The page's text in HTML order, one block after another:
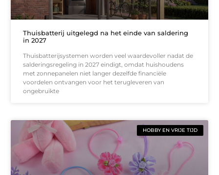
Thuisbatterij uitgelegd na het einde van saldering
in 2027
Thuisbatterijsystemen worden veel waardevoller nadat de
salderingsregeling in 2027 eindigt, omdat huishoudens
met zonnepanelen niet langer dezelfde financiële
voordelen ontvangen voor het terugleveren van
ongebruikte
HOBBY EN VRIJE TIJD